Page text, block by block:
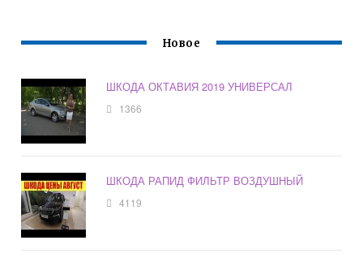
Новое
ШКОДА ОКТАВИЯ 2019 УНИВЕРСАЛ
1366
ШКОДА РАПИД ФИЛЬТР ВОЗДУШНЫЙ
4119